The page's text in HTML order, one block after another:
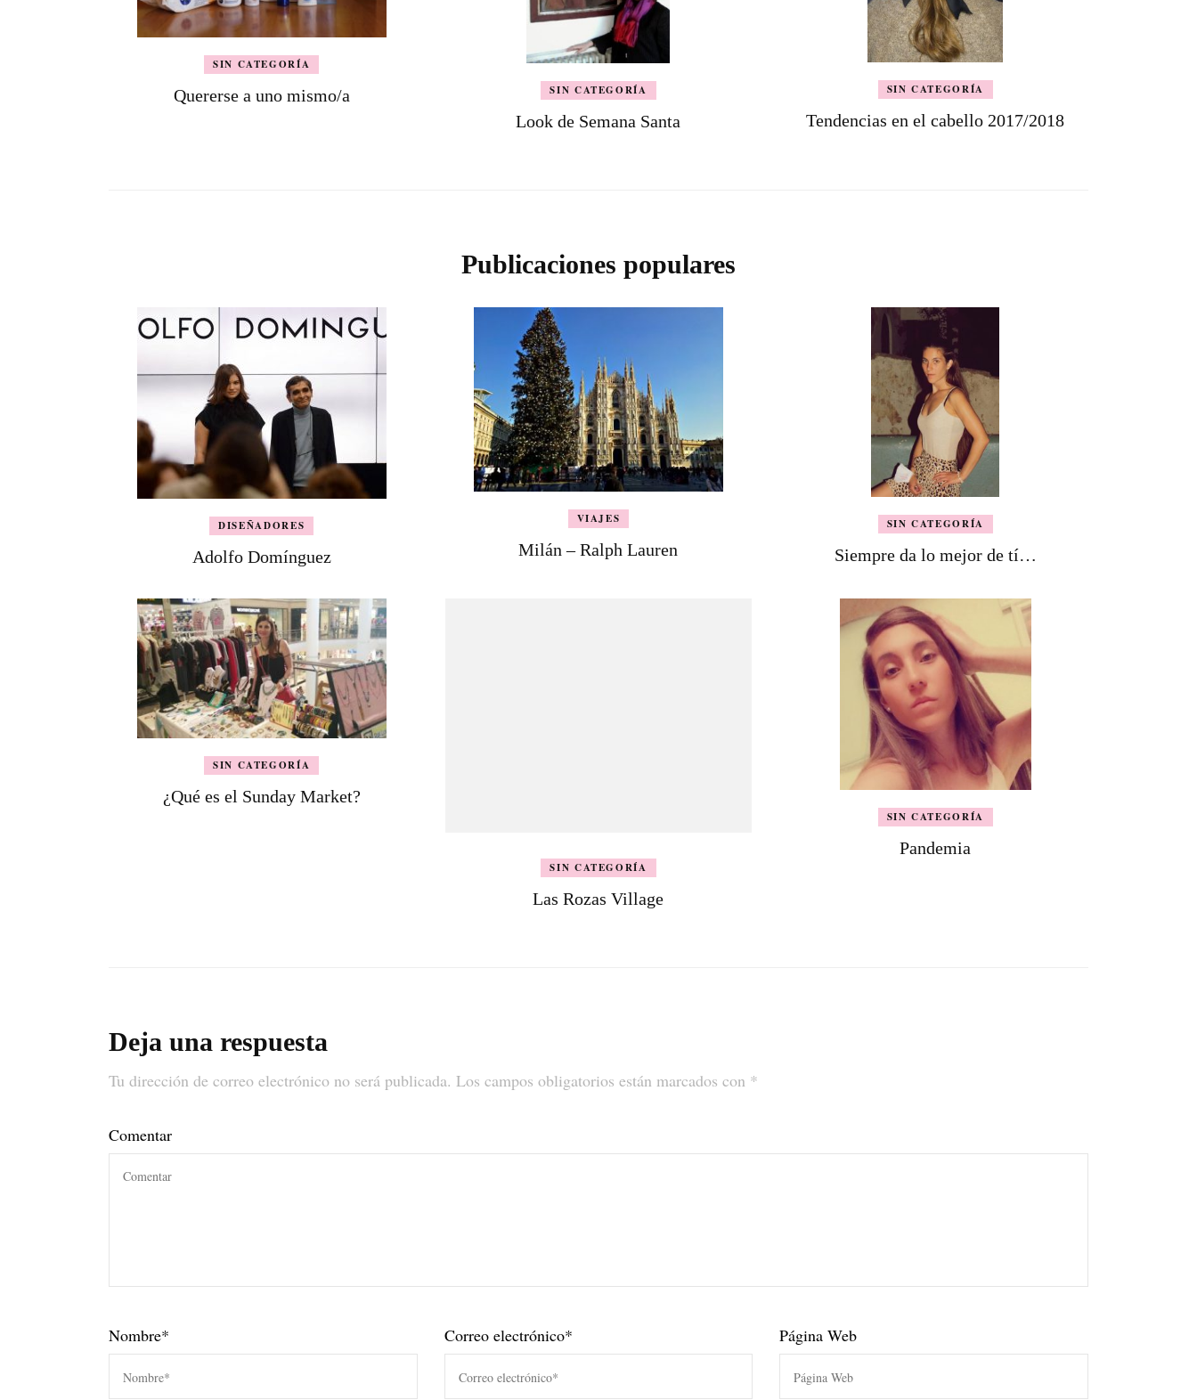
SIN CATEGORÍA
Quererse a uno mismo/a SIN CATEGORÍA
Look de Semana Santa
SIN CATEGORÍA
Tendencias en el cabello 2017/2018
Publicaciones populares
DISEÑADORES
Adolfo Domínguez
VIAJES
Milán – Ralph Lauren
SIN CATEGORÍA
Siempre da lo mejor de tí…
SIN CATEGORÍA
¿Qué es el Sunday Market?
SIN CATEGORÍA
Las Rozas Village
SIN CATEGORÍA
Pandemia
Deja una respuesta
Tu dirección de correo electrónico no será publicada. Los campos obligatorios están marcados con *
Comentar
Nombre* Correo electrónico* Página Web